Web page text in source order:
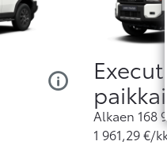
Alkaen 168
1 961,29€/